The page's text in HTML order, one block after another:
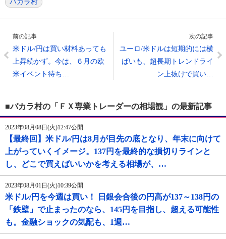
バカラ村
前の記事
米ドル/円は買い材料あっても
上昇続かず。今は、６月の欧
米イベント待ち…
次の記事
ユーロ/米ドルは短期的には横
ばいも、超長期トレンドライ
ン上抜けで買い…
■バカラ村の「ＦＸ専業トレーダーの相場観」の最新記事
2023年08月08日(火)12:47公開
【最終回】米ドル/円は8月が目先の底となり、年末に向けて
上がっていくイメージ。137円を最終的な損切りラインと
し、どこで買えばいいかを考える相場が、…
2023年08月01日(火)10:39公開
米ドル/円を今週は買い！ 日銀会合後の円高が137～138円の
「鉄壁」で止まったのなら、145円を目指し、超える可能性
も。金融ショックの気配も、1週…